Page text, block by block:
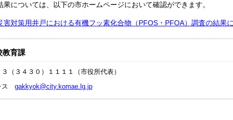
については、以下の市ホームページにおいて確認ができます。
害対策用井戸における有機フッ素化合物（PFOS・PFOA）調査の結果
育課
（３４３０）１１１１（市役所代表）
ス gakkyok@city.komae.lg.jp